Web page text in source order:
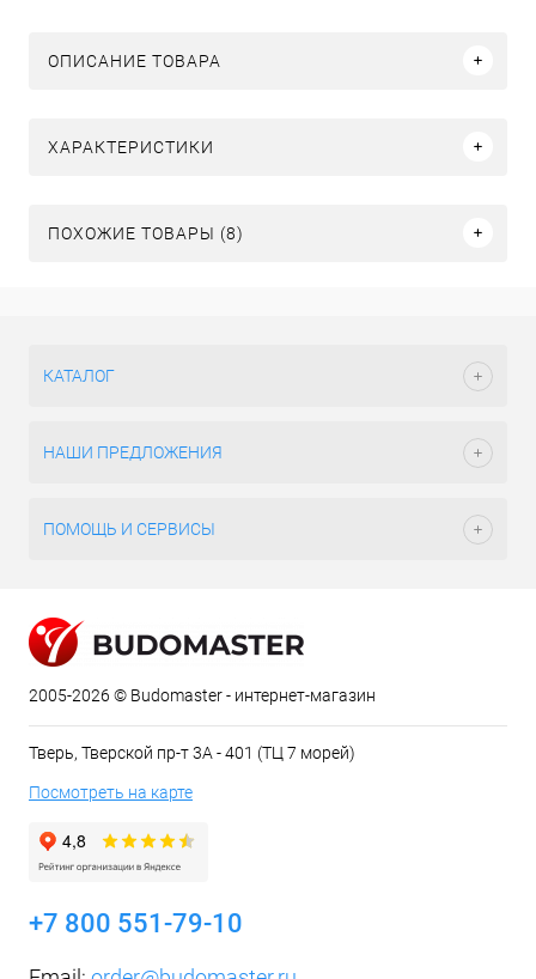
ОПИСАНИЕ ТОВАРА
ХАРАКТЕРИСТИКИ
ПОХОЖИЕ ТОВАРЫ (8)
КАТАЛОГ
НАШИ ПРЕДЛОЖЕНИЯ
ПОМОЩЬ И СЕРВИСЫ
2005-2026 © Budomaster - интернет-магазин
Тверь, Тверской пр-т 3А - 401 (ТЦ 7 морей)
Посмотреть на карте
+7 800 551-79-10